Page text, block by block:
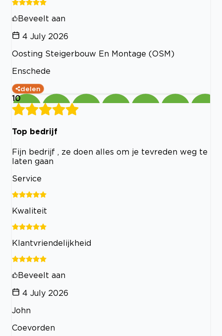
Beveelt aan
4 July 2026
Oosting Steigerbouw En Montage (OSM)
Enschede
delen
10
Top bedrijf
Fijn bedrijf , ze doen alles om je tevreden weg te
laten gaan
Service
Kwaliteit
Klantvriendelijkheid
Beveelt aan
4 July 2026
John
Coevorden